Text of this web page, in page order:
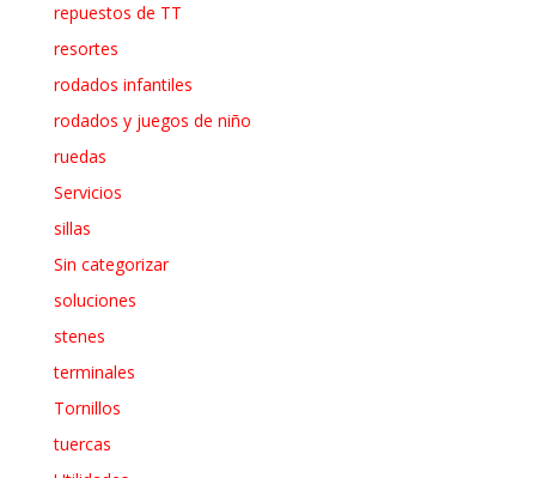
repuestos de TT
resortes
rodados infantiles
rodados y juegos de niño
ruedas
Servicios
sillas
Sin categorizar
soluciones
stenes
terminales
Tornillos
tuercas